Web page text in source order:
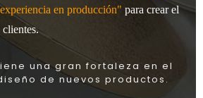
en producción" para crear el
una gran fortaleza en el
de nuevos productos.